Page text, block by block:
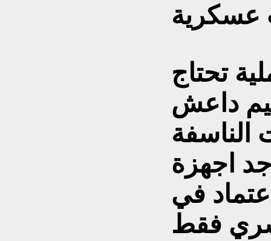
عسكرية
تحتاج
داعش
الناسفة
اجهزة
في